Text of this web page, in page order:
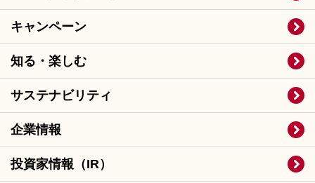
キャンペーン
知る・楽しむ
サステナビリティ
企業情報
投資家情報（IR）